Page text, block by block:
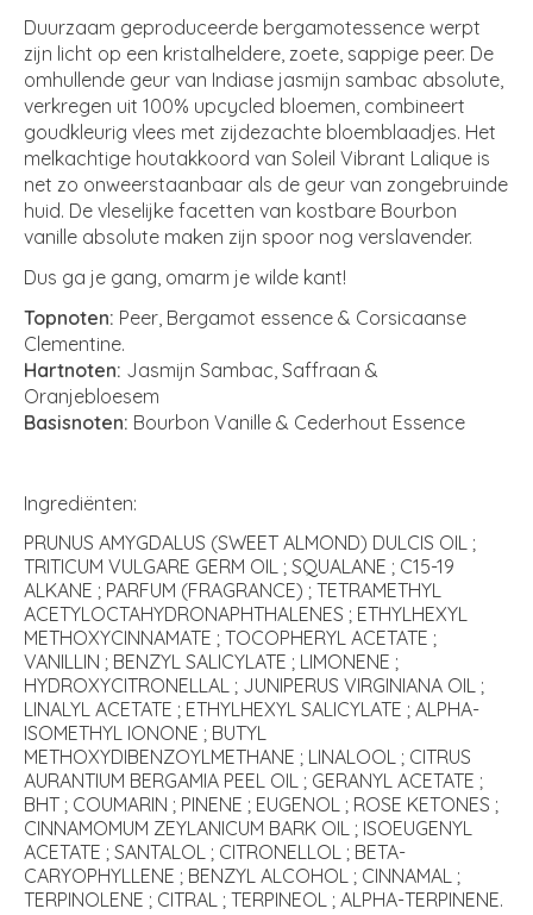
Duurzaam geproduceerde bergamotessence werpt
zijn licht op een kristalheldere, zoete, sappige peer. De
omhullende geur van Indiase jasmijn sambac absolute,
verkregen uit 100% upcycled bloemen, combineert
goudkleurig vlees met zijdezachte bloemblaadjes. Het
melkachtige houtakkoord van Soleil Vibrant Lalique is
net zo onweerstaanbaar als de geur van zongebruinde
huid. De vleselijke facetten van kostbare Bourbon
vanille absolute maken zijn spoor nog verslavender.
Dus ga je gang, omarm je wilde kant!
Topnoten: Peer, Bergamot essence & Corsicaanse
Clementine.
Hartnoten: Jasmijn Sambac, Saffraan &
Oranjebloesem
Basisnoten: Bourbon Vanille & Cederhout Essence
Ingrediënten:
PRUNUS AMYGDALUS (SWEET ALMOND) DULCIS OIL ;
TRITICUM VULGARE GERM OIL ; SQUALANE ; C15-19
ALKANE ; PARFUM (FRAGRANCE) ; TETRAMETHYL
ACETYLOCTAHYDRONAPHTHALENES ; ETHYLHEXYL
METHOXYCINNAMATE ; TOCOPHERYL ACETATE ;
VANILLIN ; BENZYL SALICYLATE ; LIMONENE ;
HYDROXYCITRONELLAL ; JUNIPERUS VIRGINIANA OIL ;
LINALYL ACETATE ; ETHYLHEXYL SALICYLATE ; ALPHA-
ISOMETHYL IONONE ; BUTYL
METHOXYDIBENZOYLMETHANE ; LINALOOL ; CITRUS
AURANTIUM BERGAMIA PEEL OIL ; GERANYL ACETATE ;
BHT ; COUMARIN ; PINENE ; EUGENOL ; ROSE KETONES ;
CINNAMOMUM ZEYLANICUM BARK OIL ; ISOEUGENYL
ACETATE ; SANTALOL ; CITRONELLOL ; BETA-
CARYOPHYLLENE ; BENZYL ALCOHOL ; CINNAMAL ;
TERPINOLENE ; CITRAL ; TERPINEOL ; ALPHA-TERPINENE.